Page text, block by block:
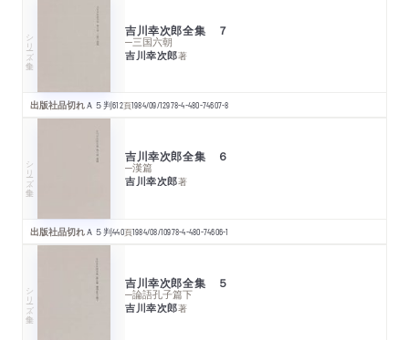
シリーズ・全集 吉川幸次郎全集 ７
─三国六朝
吉川幸次郎著
出版社品切れＡ５判612頁1984/09/12978-4-480-74607-8
シリーズ・全集 吉川幸次郎全集 ６
─漢篇
吉川幸次郎著
出版社品切れＡ５判440頁1984/08/10978-4-480-74606-1
シリーズ・全集 吉川幸次郎全集 ５
─論語孔子篇下
吉川幸次郎著